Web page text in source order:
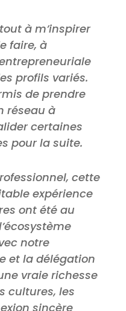
à m’inspirer
faire, à
profils variés.
de prendre
réseau à
certaines
pour la suite.
cette
expérience
ont été au
notre
et la délégation
vraie richesse
cultures, les
sincère